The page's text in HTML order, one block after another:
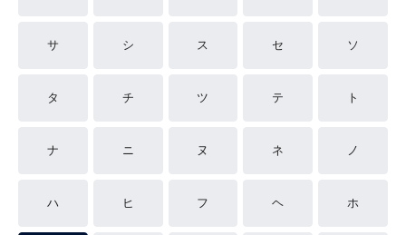
サ シ ス セ ソ
タ チ ツ テ ト
ナ ニ ヌ ネ ノ
ハ ヒ フ ヘ ホ